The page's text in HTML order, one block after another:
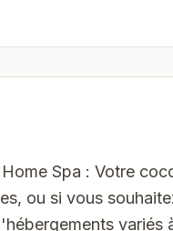
Spa : Votre
ou si vous
variés